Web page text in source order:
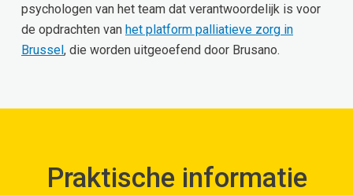
psychologen van het team dat verantwoordelijk is voor
de opdrachten van het platform palliatieve zorg in
Brussel, die worden uitgeoefend door Brusano.
Praktische informatie